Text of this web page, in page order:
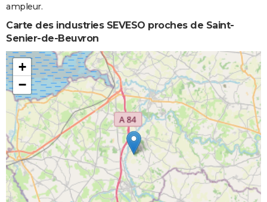
ampleur.
Carte des industries SEVESO proches de Saint-
Senier-de-Beuvron
+
−